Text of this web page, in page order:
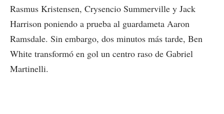
Rasmus Kristensen, Crysencio Summerville y Jack
Harrison poniendo a prueba al guardameta Aaron
Ramsdale. Sin embargo, dos minutos más tarde, Ben
White transformó en gol un centro raso de Gabriel
Martinelli.